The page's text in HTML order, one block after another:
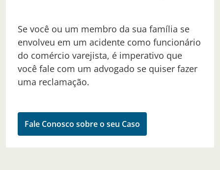
Se você ou um membro da sua família se
envolveu em um acidente como funcionário
do comércio varejista, é imperativo que
você fale com um advogado se quiser fazer
uma reclamação.
Fale Conosco sobre o seu Caso